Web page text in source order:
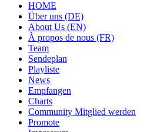
HOME
Über uns (DE)
About Us (EN)
À propos de nous (FR)
Team
Sendeplan
Playliste
News
Empfangen
Charts
Community Mitglied werden
Promote